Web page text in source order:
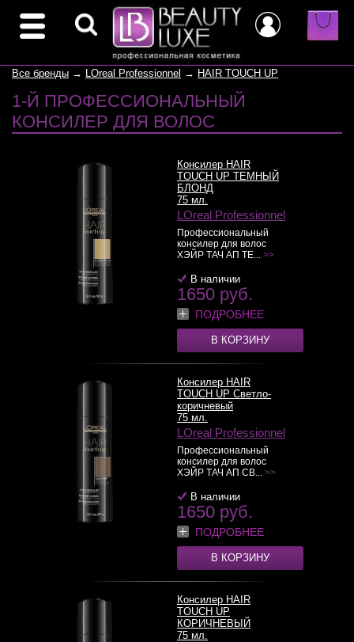
Все бренды → LOreal Professionnel → HAIR TOUCH UP
1-Й ПРОФЕССИОНАЛЬНЫЙ
КОНСИЛЕР ДЛЯ ВОЛОС
Консилер HAIR
TOUCH UP ТЕМНЫЙ
БЛОНД
75 мл.
LOreal Professionnel
Профессиональный
консилер для волос
ХЭЙР ТАЧ АП ТЕ... >>
В наличии
1650 руб.
ПОДРОБНЕЕ
В КОРЗИНУ
Консилер HAIR
TOUCH UP Светло-
коричневый
75 мл.
LOreal Professionnel
Профессиональный
консилер для волос
ХЭЙР ТАЧ АП СВ... >>
В наличии
1650 руб.
ПОДРОБНЕЕ
В КОРЗИНУ
Консилер HAIR
TOUCH UP
КОРИЧНЕВЫЙ
75 мл.